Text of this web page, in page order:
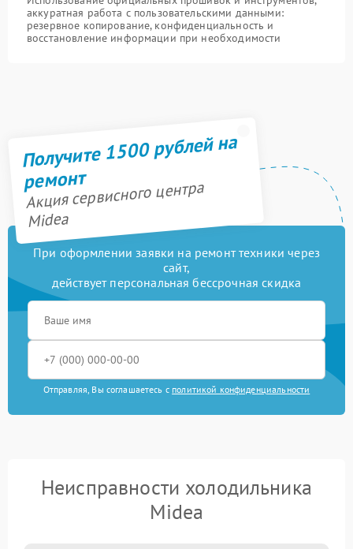
аккуратная работа с пользовательскими данными:
резервное копирование, конфиденциальность и
восстановление информации при необходимости
Получите 1500 рублей на
ремонт
Акция сервисного центра
Midea
При оформлении заявки на ремонт техники через
сайт,
действует персональная бессрочная скидка
Отправляя, Вы соглашаетесь с политикой конфиденциальности
Неисправности холодильника
Midea